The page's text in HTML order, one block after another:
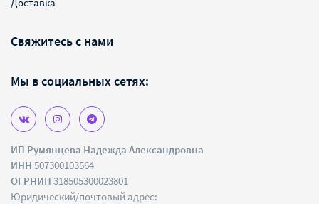
Свяжитесь с нами
Мы в социальных сетях:
ИП Румянцева Надежда Александровна
ИНН 507300103564
ОГРНИП 318505300023801
Юридический/почтовый адрес: